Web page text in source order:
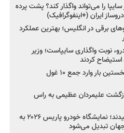
را می‌تواند واگذار کند؟ پشت پرده
ایران (+اینفوگرافیک)
برقی در انگلیس؛ بهترین عملکرد
نوبت واگذاری سایپاست؛ وزیر
کردند
۳ خودروساز چینی برای نخستین بار وارد جمع ۱۰ غول
بازگشت علیمردان عظیمی به راس
چینی‌ها به قلب اروپا رسیدند؛ نمایشگاه خودرو پاریس ۲۰۲۶ به
جهان تبدیل می‌شود